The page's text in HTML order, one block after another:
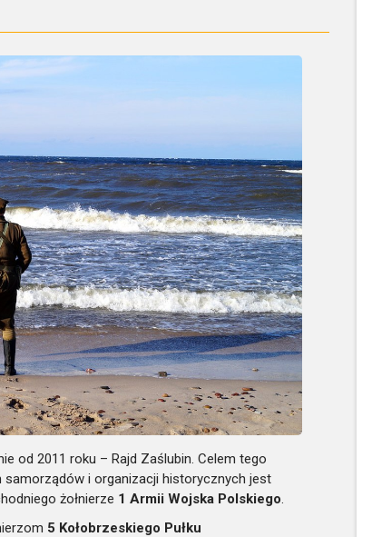
od 2011 roku – Rajd Zaślubin. Celem tego
samorządów i organizacji historycznych jest
żołnierze 1 Armii Wojska Polskiego.
5 Kołobrzeskiego Pułku